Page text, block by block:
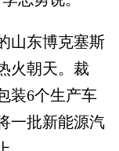
东博克塞斯
火朝天。裁
装6个生产车
一批新能源汽